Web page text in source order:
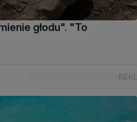
głodu". "To